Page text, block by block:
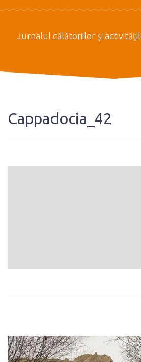
Jurnalul călătoriilor şi
Cappadocia_42